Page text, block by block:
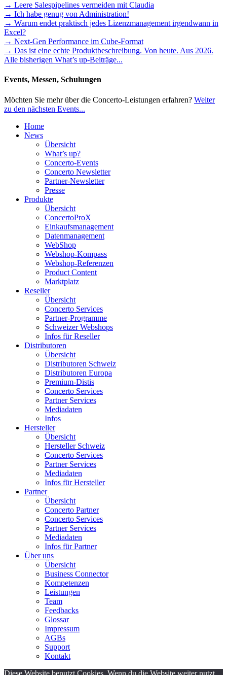
→ Leere Salespipelines vermeiden mit Claudia
→ Ich habe genug von Administration!
→ Warum endet praktisch jedes Lizenzmanagement irgendwann in
Excel?
→ Next-Gen Performance im Cube-Format
→ Das ist eine echte Produktbeschreibung. Von heute. Aus 2026.
Alle bisherigen What’s up-Beiträge...
Events, Messen, Schulungen
Möchten Sie mehr über die Concerto-Leistungen erfahren? Weiter
zu den nächsten Events...
Home
News
Übersicht
What’s up?
Concerto-Events
Concerto Newsletter
Partner-Newsletter
Presse
Produkte
Übersicht
ConcertoProX
Einkaufsmanagement
Datenmanagement
WebShop
Webshop-Kompass
Webshop-Referenzen
Product Content
Marktplatz
Reseller
Übersicht
Concerto Services
Partner-Programme
Schweizer Webshops
Infos für Reseller
Distributoren
Übersicht
Distributoren Schweiz
Distributoren Europa
Premium-Distis
Concerto Services
Partner Services
Mediadaten
Infos
Hersteller
Übersicht
Hersteller Schweiz
Concerto Services
Partner Services
Mediadaten
Infos für Hersteller
Partner
Übersicht
Concerto Partner
Concerto Services
Partner Services
Mediadaten
Infos für Partner
Über uns
Übersicht
Business Connector
Kompetenzen
Leistungen
Team
Feedbacks
Glossar
Impressum
AGBs
Support
Kontakt
Diese Website benutzt Cookies. Wenn du die Website weiter nutzt,